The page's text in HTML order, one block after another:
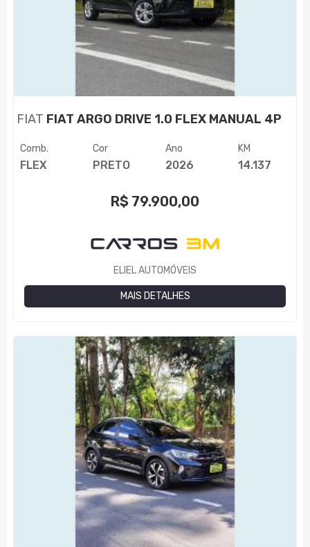
FIAT FIAT ARGO DRIVE 1.0 FLEX MANUAL 4P
Comb.
FLEX
Cor
PRETO
Ano
2026
KM
14.137
R$ 79.900,00
ELIEL AUTOMÓVEIS
MAIS DETALHES